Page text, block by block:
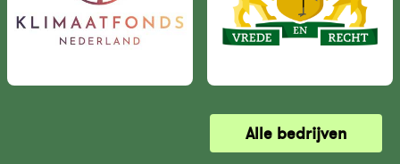
Alle bedrijven